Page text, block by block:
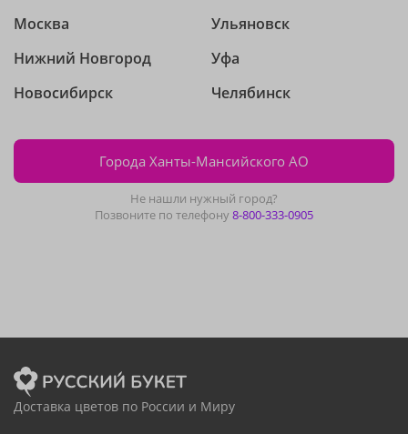
Москва
Нижний Новгород
Новосибирск
Ульяновск
Уфа
Челябинск
Города Ханты-Мансийского АО
Не нашли нужный город?
Позвоните по телефону8-800-333-0905
Доставка цветов по России и Миру